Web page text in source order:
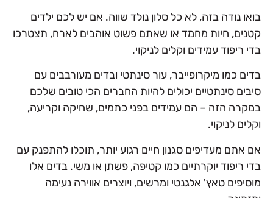
בואו נודה בזה, לא כל סלון נולד שווה. אם יש לכם ילדים
קטנים, חיות מחמד או שאתם פשוט אוהבים לארח, תצטרכו
בדי ריפוד עמידים וקלים לניקוי.
בדים כמו מיקרופייבר, עור סינתטי ובדים מעורבבים עם
סיבים סינתטיים יכולים להיות החברים הכי טובים שלכם
במקרה הזה – הם עמידים בפני כתמים, שחיקה וקריעה,
וקלים לניקוי.
אם אתם מעדיפים סגנון חיים רגוע יותר, תוכלו להתפנק עם
בדי ריפוד יוקרתיים כמו קטיפה, פשתן או משי. בדים אלו
מוסיפים טאץ' אלגנטי ומרשים, ויוצרים אווירה נעימה